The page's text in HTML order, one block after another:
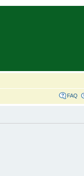
FAQ